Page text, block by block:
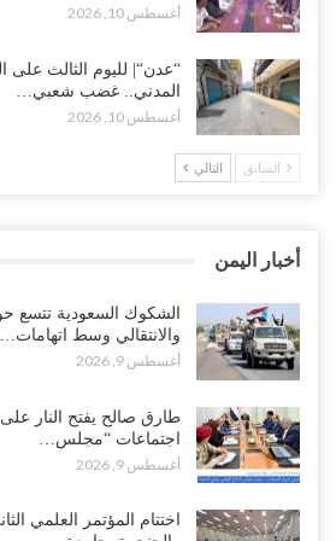
للإمارات بتدبير “تحالف الجنوب والشمال“..!
أغسطس 9, 2026
طوارئ أمريكية في قاعدة “شابيلي“
على التحشيدات السعودية غرب اليمن..!
حملة اعتقالات في المكلا على خلفية العصيان
أغسطس 9, 2026
وسط مخاوف من انقلاب جديد مع اقتراب
أغسطس 9, 2026
الانتقالي يحاصر قوات سعودية في الضالع..
العسكري..!
أغسطس 9, 2026
أغسطس 10, 2026
“عدن“| لليوم الثالث على
المدني.. غضب شعبي…
أغسطس 10, 2026
السابق التالي
أخبار اليمن
الشكوك السعودية تتسع
والانتقالي وسط اتهامات…
أغسطس 9, 2026
طارق صالح يفتح النار
اجتماعات “مجلس…
أغسطس 9, 2026
اختتام المؤتمر العلمي